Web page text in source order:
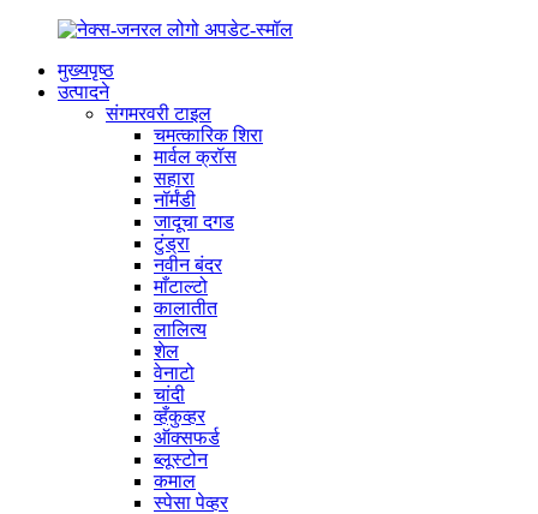
मुख्यपृष्ठ
उत्पादने
संगमरवरी टाइल
चमत्कारिक शिरा
मार्वल क्रॉस
सहारा
नॉर्मंडी
जादूचा दगड
टुंड्रा
नवीन बंदर
माँटाल्टो
कालातीत
लालित्य
शेल
वेनाटो
चांदी
व्हँकुव्हर
ऑक्सफर्ड
ब्लूस्टोन
कमाल
स्पेसा पेव्हर